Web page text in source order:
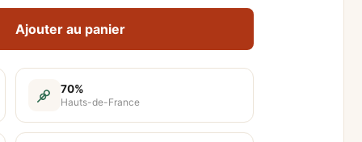
Ajouter au panier
70%
Hauts-de-France